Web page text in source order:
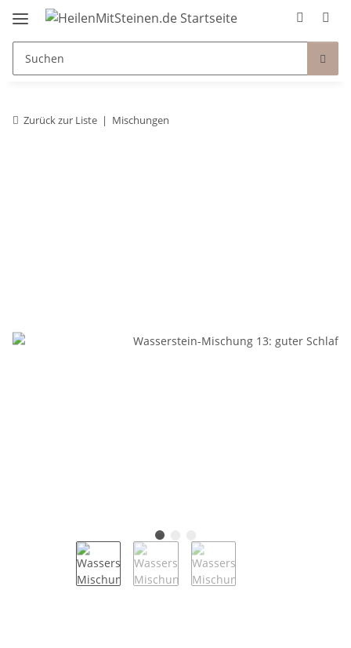
Zurück zur Liste Mischungen